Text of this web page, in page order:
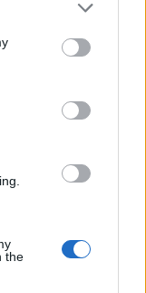
or more Google
You may click to
party tags to
in below Google
the